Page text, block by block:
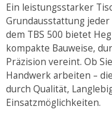
Ein leistungsstarker
Grundausstattung
dem TBS 500 bietet
kompakte Bauweise,
Präzision vereint. Ob
Handwerk arbeiten –
durch Qualität,
Einsatzmöglichkeiten.